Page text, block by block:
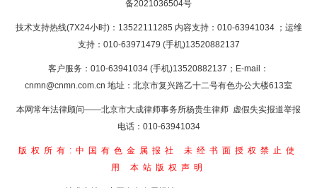
备2021036504号
技术支持热线(7X24小时)：13522111285 内容支持：010-63941034 ；运维
支持：010-63971479 (手机)13520882137
客户服务：010-63941034 (手机)13520882137；E-mail：
cnmn@cnmn.com.cn 地址：北京市复兴路乙十二号有色办公大楼613室
本网常年法律顾问——北京市大成律师事务所杨贵生律师 虚假失实报道举报
电话：010-63941034
版权所有:中国有色金属报社
未经书面授权禁止使
用 本站版权声明